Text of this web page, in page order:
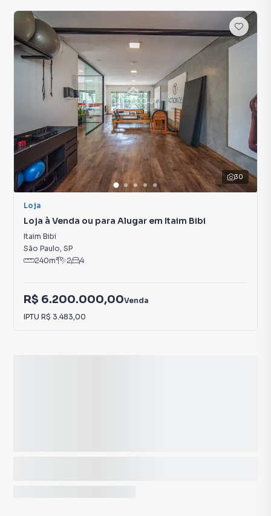
30
Loja
Loja à Venda ou para Alugar em Itaim Bibi
Itaim Bibi
São Paulo, SP
240m² 2 4
R$ 6.200.000,00Venda
IPTU R$ 3.483,00